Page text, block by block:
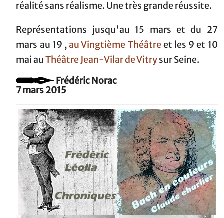
réalité sans réalisme. Une très grande réussite.
Représentations jusqu'au 15 mars et du 27
mars au 19 ,au Vingtième Théâtreet les 9 et 10
mai auThéâtre Jean-Vilar de Vitrysur Seine.
Frédéric Norac
7 mars 2015